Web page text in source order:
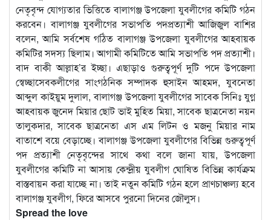
নেতৃবৃন্দ যোগ্যতার ভিত্তিতে বালাগঞ্জ উপজেলা যুবলীগের কমিটি গঠন
করবেন। বালাগঞ্জ যুবলীগের সভাপতি পদপ্রত্যাশী আজিজুল বাশির
বলেন, আমি সর্বশেষ গঠিত বালাগঞ্জ উপজেলা যুবলীগের আহবায়ক
কমিটির সদস্য ছিলাম। আগামী কমিটিতে আমি সভাপতি পদ প্রত্যাশী।
বাদ বাকী আল্লাহ’র ইচ্ছা। এছাড়াও গুরুত্বপূর্ণ দুটি পদে উপজেলা
স্বেচ্ছাসেবকলীগের সাংগঠনিক সম্পাদক হুসাইন আহমদ, যুবনেতা
আব্দুল কাইয়ুম দুলাল, বালাগঞ্জ উপজেলা যুবলীগের সাবেক সিনিঃ যুগ্ন
আহবায়ক জুনেদ মিয়ার ছোট ভাই মুহিত মিয়া, সাবেক ছাত্রনেতা নয়ন
তালুকদার, সাবেক ছাত্রনেতা এস এম লিটন ও মজনু মিয়ার নাম
বাতাশে বয়ে বেড়াচ্ছে। বালাগঞ্জ উপজেলা যুবলীগের বিভিন্ন গুরুত্বপূর্ণ
পদ প্রত্যাশী নেতৃবৃন্দের সাথে কথা বলে জানা যায়, উপজেলা
যুবলীগের কমিটি না আসায় কেন্দ্রীয় যুবলীগ ঘোষিত বিভিন্ন কার্যক্রম
বাস্তবায়ন করা যাচ্ছে না। তাই নতুন কমিটি গঠন হলে প্রাণচাঞ্চল্য হবে
বালাগঞ্জ যুবলীগ, ফিরে আসবে পুরনো দিনের জৌলুস।
Spread the love